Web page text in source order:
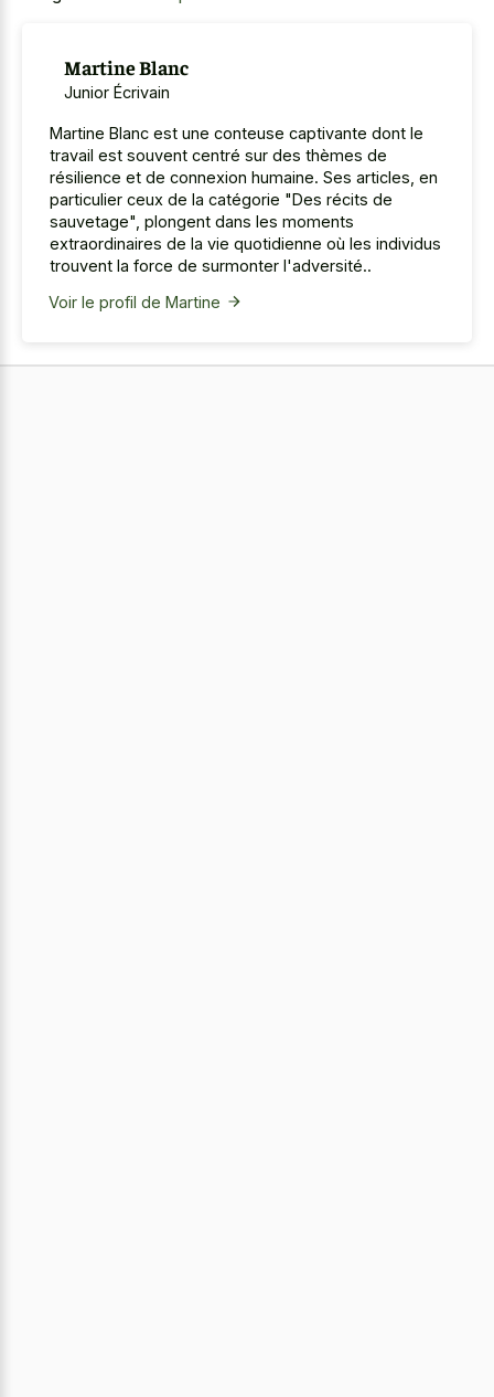
Martine Blanc
Junior Écrivain
Martine Blanc est une conteuse captivante dont le
travail est souvent centré sur des thèmes de
résilience et de connexion humaine. Ses articles, en
particulier ceux de la catégorie "Des récits de
sauvetage", plongent dans les moments
extraordinaires de la vie quotidienne où les individus
trouvent la force de surmonter l'adversité..
Voir le profil de Martine